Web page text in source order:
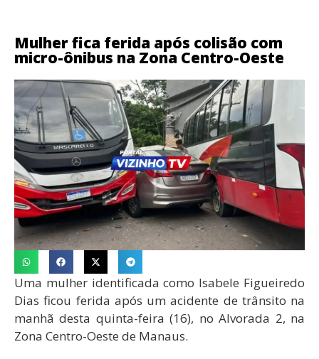
Mulher fica ferida após colisão com
micro-ônibus na Zona Centro-Oeste
Uma mulher identificada como Isabele Figueiredo
Dias ficou ferida após um acidente de trânsito na
manhã desta quinta-feira (16), no Alvorada 2, na
Zona Centro-Oeste de Manaus.